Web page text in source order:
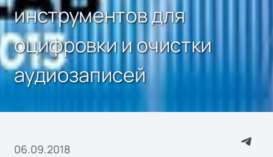
инструментов для
оцифровки и очистки
аудиозаписей
06.09.2018